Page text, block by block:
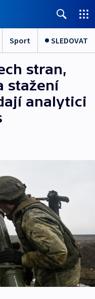
Sport SLEDOVAT
stran,
stažení
analytici